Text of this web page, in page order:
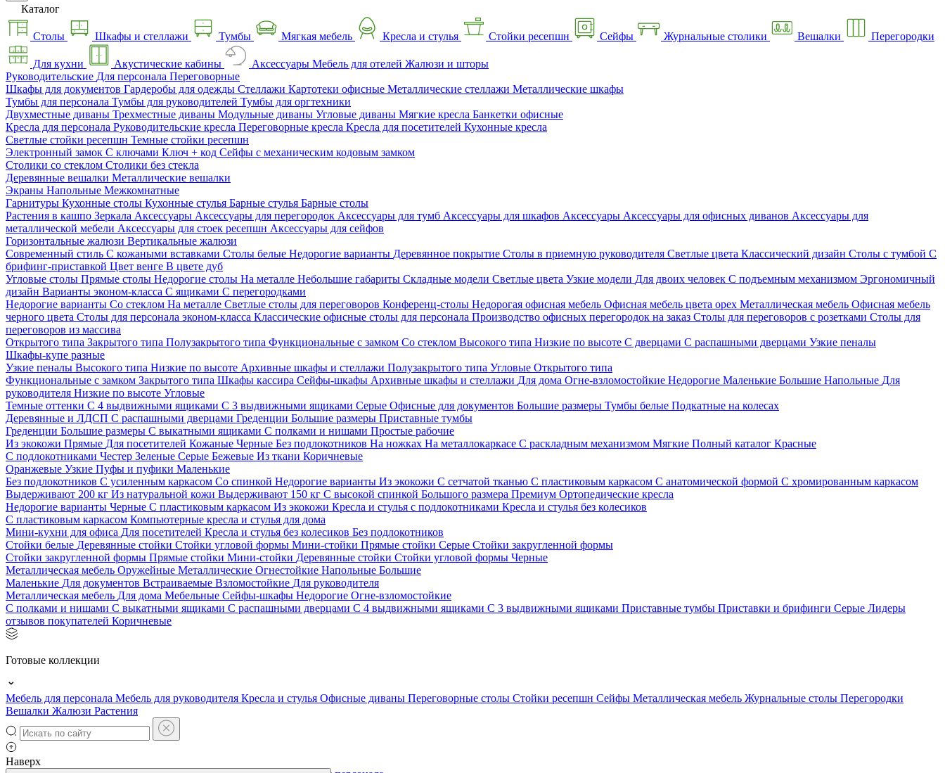
Каталог
Столы Шкафы и стеллажи Тумбы Мягкая мебель Кресла и стулья Стойки ресепшн Сейфы Журнальные столики Вешалки Перегородки
Для кухни Акустические кабины Аксессуары Мебель для отелей Жалюзи и шторы
Руководительские Для персонала Переговорные
Шкафы для документов Гардеробы для одежды Стеллажи Картотеки офисные Металлические стеллажи Металлические шкафы
Тумбы для персонала Тумбы для руководителей Тумбы для оргтехники
Двухместные диваны Трехместные диваны Модульные диваны Угловые диваны Мягкие кресла Банкетки офисные
Кресла для персонала Руководительские кресла Переговорные кресла Кресла для посетителей Кухонные кресла
Светлые стойки ресепшн Темные стойки ресепшн
Электронный замок С ключами Ключ + код Сейфы с механическим кодовым замком
Столики со стеклом Столики без стекла
Деревянные вешалки Металлические вешалки
Экраны Напольные Межкомнатные
Гарнитуры Кухонные столы Кухонные стулья Барные стулья Барные столы
Растения в кашпо Зеркала Аксессуары Аксессуары для перегородок Аксессуары для тумб Аксессуары для шкафов Аксессуары Аксессуары для офисных диванов Аксессуары для
металлической мебели Аксессуары для стоек ресепшн Аксессуары для сейфов
Горизонтальные жалюзи Вертикальные жалюзи
Современный стиль С кожаными вставками Столы белые Недорогие варианты Деревянное покрытие Столы в приемную руководителя Светлые цвета Классический дизайн Столы с тумбой С
брифинг-приставкой Цвет венге В цвете дуб
Угловые столы Прямые столы Недорогие столы На металле Небольшие габариты Складные модели Светлые цвета Узкие модели Для двоих человек С подъемным механизмом Эргономичный
дизайн Варианты эконом-класса С ящиками С перегородками
Недорогие варианты Со стеклом На металле Светлые столы для переговоров Конференц-столы Недорогая офисная мебель Офисная мебель цвета орех Металлическая мебель Офисная мебель
черного цвета Столы для персонала эконом-класса Классические офисные столы для персонала Производство офисных перегородок на заказ Столы для переговоров с розетками Столы для
переговоров из массива
Открытого типа Закрытого типа Полузакрытого типа Функциональные с замком Со стеклом Высокого типа Низкие по высоте С дверцами С распашными дверцами Узкие пеналы
Шкафы-купе разные
Узкие пеналы Высокого типа Низкие по высоте Архивные шкафы и стеллажи Полузакрытого типа Угловые Открытого типа
Функциональные с замком Закрытого типа Шкафы кассира Сейфы-шкафы Архивные шкафы и стеллажи Для дома Огне-взломостойкие Недорогие Маленькие Большие Напольные Для
руководителя Низкие по высоте Угловые
Темные оттенки С 4 выдвижными ящиками С 3 выдвижными ящиками Серые Офисные для документов Большие размеры Тумбы белые Подкатные на колесах
Деревянные и ЛДСП С распашными дверцами Греденции Большие размеры Приставные тумбы
Греденции Большие размеры С выкатными ящиками С полками и нишами Простые рабочие
Из экокожи Прямые Для посетителей Кожаные Черные Без подлокотников На ножках На металлокаркасе С раскладным механизмом Мягкие Полный каталог Красные
С подлокотниками Честер Зеленые Серые Бежевые Из ткани Коричневые
Оранжевые Узкие Пуфы и пуфики Маленькие
Без подлокотников С усиленным каркасом Со спинкой Недорогие варианты Из экокожи С сетчатой тканью С пластиковым каркасом С анатомической формой С хромированным каркасом
Выдерживают 200 кг Из натуральной кожи Выдерживают 150 кг С высокой спинкой Большого размера Премиум Ортопедические кресла
Недорогие варианты Черные С пластиковым каркасом Из экокожи Кресла и стулья с подлокотниками Кресла и стулья без колесиков
С пластиковым каркасом Компьютерные кресла и стулья для дома
Мини-кухни для офиса Для посетителей Кресла и стулья без колесиков Без подлокотников
Стойки белые Деревянные стойки Стойки угловой формы Мини-стойки Прямые стойки Серые Стойки закругленной формы
Стойки закругленной формы Прямые стойки Мини-стойки Деревянные стойки Стойки угловой формы Черные
Металлическая мебель Оружейные Металлические Огнестойкие Напольные Большие
Маленькие Для документов Встраиваемые Взломостойкие Для руководителя
Металлическая мебель Для дома Мебельные Сейфы-шкафы Недорогие Огне-взломостойкие
С полками и нишами С выкатными ящиками С распашными дверцами С 4 выдвижными ящиками С 3 выдвижными ящиками Приставные тумбы Приставки и брифинги Серые Лидеры
отзывов покупателей Коричневые
Готовые коллекции
Мебель для персонала Мебель для руководителя Кресла и стулья Офисные диваны Переговорные столы Стойки ресепшн Сейфы Металлическая мебель Журнальные столы Перегородки
Вешалки Жалюзи Растения
Наверх